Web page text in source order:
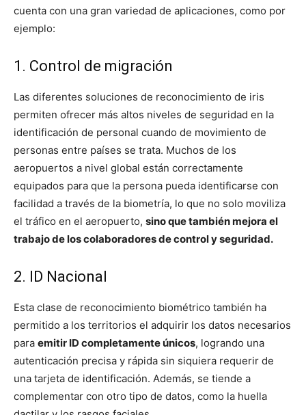
cuenta con una gran variedad de aplicaciones, como por
ejemplo:
1. Control de migración
Las diferentes soluciones de reconocimiento de iris
permiten ofrecer más altos niveles de seguridad en la
identificación de personal cuando de movimiento de
personas entre países se trata. Muchos de los
aeropuertos a nivel global están correctamente
equipados para que la persona pueda identificarse con
facilidad a través de la biometría, lo que no solo moviliza
el tráfico en el aeropuerto, sino que también mejora el
trabajo de los colaboradores de control y seguridad.
2. ID Nacional
Esta clase de reconocimiento biométrico también ha
permitido a los territorios el adquirir los datos necesarios
para emitir ID completamente únicos, logrando una
autenticación precisa y rápida sin siquiera requerir de
una tarjeta de identificación. Además, se tiende a
complementar con otro tipo de datos, como la huella